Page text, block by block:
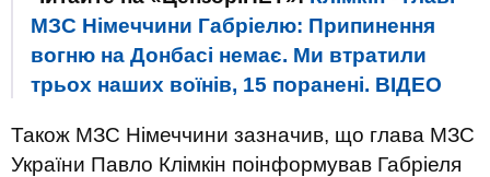
МЗС Німеччини Габріелю: Припинення
вогню на Донбасі немає. Ми втратили
трьох наших воїнів, 15 поранені. ВIДЕО
Також МЗС Німеччини зазначив, що глава МЗС
України Павло Клімкін поінформував Габріеля